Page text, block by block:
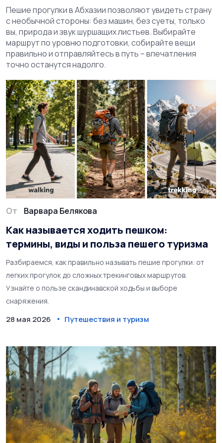
Пешие прогулки в Абхазии позволяют увидеть страну
с необычной стороны: без машин, без суеты, только
вы, природа и звук шуршащих листьев. Выбирайте
маршрут по уровню подготовки, собирайте вещи
правильно и отправляйтесь в путь – впечатления
точно останутся надолго.
От Варвара Белякова
Как называется ходить пешком:
термины, виды и польза пешего туризма
Разбираемся, как правильно называть пешие прогулки: от
легких прогулок до сложных трекинговых маршрутов.
Узнайте о пользе скандинавской ходьбы и выборе
снаряжения.
28 мая 2026 Путешествия и туризм